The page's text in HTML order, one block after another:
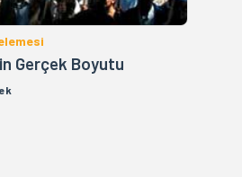
Gerçek Boyutu